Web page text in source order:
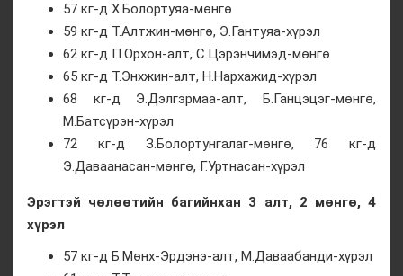
57 кг-д Х.Болортуяа-мөнгө
59 кг-д Т.Алтжин-мөнгө, Э.Гантуяа-хүрэл
62 кг-д П.Орхон-алт, С.Цэрэнчимэд-мөнгө
65 кг-д Т.Энхжин-алт, Н.Нархажид-хүрэл
68 кг-д Э.Дэлгэрмаа-алт, Б.Ганцэцэг-мөнгө,
М.Батсүрэн-хүрэл
72 кг-д З.Болортунгалаг-мөнгө, 76 кг-д
Э.Даваанасан-мөнгө, Г.Уртнасан-хүрэл
Эрэгтэй чөлөөтийн багийнхан 3 алт, 2 мөнгө, 4
хүрэл
57 кг-д Б.Мөнх-Эрдэнэ-алт, М.Даваабанди-хүрэл